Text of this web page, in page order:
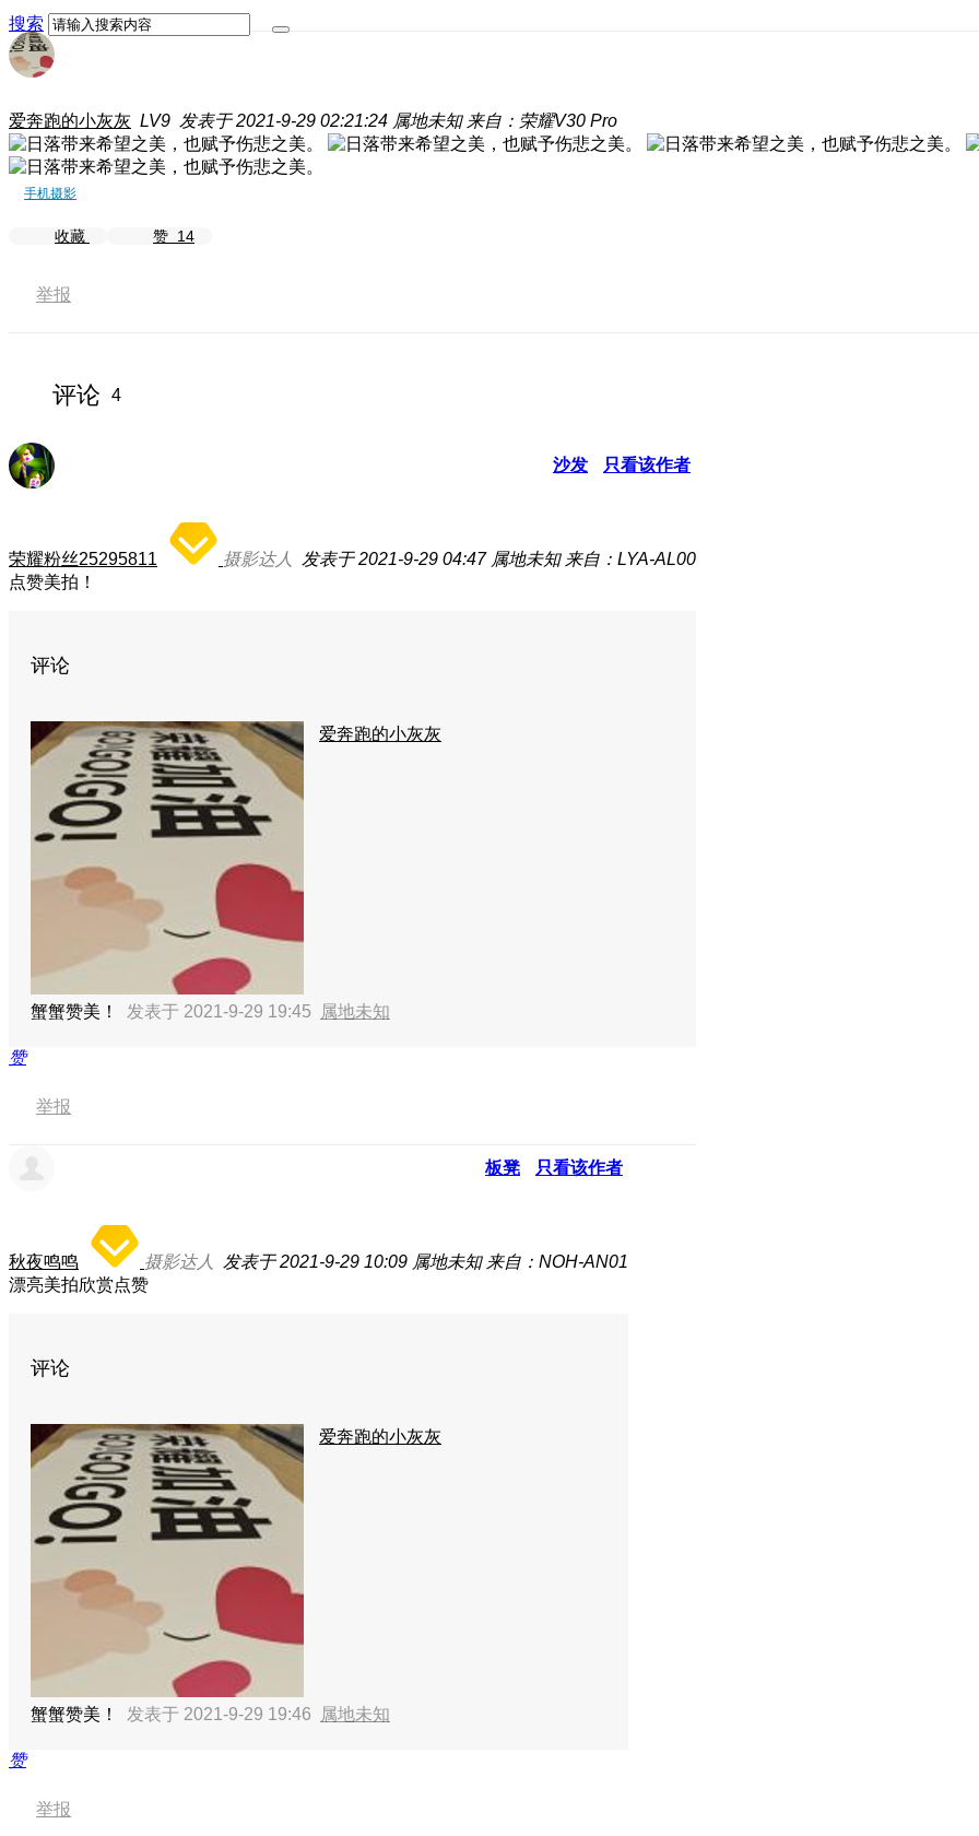
搜索
爱奔跑的小灰灰 LV9 发表于 2021-9-29 02:21:24 属地未知 来自：荣耀V30 Pro
手机摄影
收藏 赞 14
举报
评论 4
沙发 只看该作者
荣耀粉丝25295811 摄影达人 发表于 2021-9-29 04:47 属地未知 来自：LYA-AL00
点赞美拍！
评论
爱奔跑的小灰灰
蟹蟹赞美！ 发表于 2021-9-29 19:45 属地未知
赞
举报
板凳 只看该作者
秋夜鸣鸣 摄影达人 发表于 2021-9-29 10:09 属地未知 来自：NOH-AN01
漂亮美拍欣赏点赞
评论
爱奔跑的小灰灰
蟹蟹赞美！ 发表于 2021-9-29 19:46 属地未知
赞
举报